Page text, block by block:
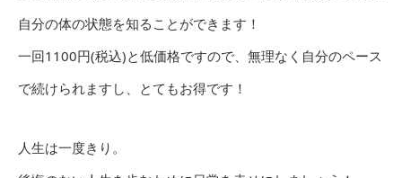
自分の体の状態を知ることができます！
一回1100円(税込)と低価格ですので、無理なく自分のペース
で続けられますし、とてもお得です！
人生は一度きり。